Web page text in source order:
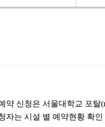
약 신청은 서울대학교 포탈(
자는 시설 별 예약현황 확